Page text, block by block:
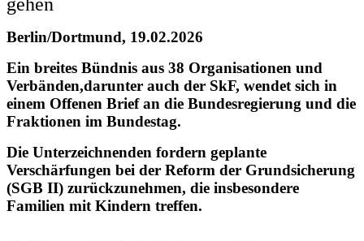
Berlin/Dortmund, 19.02.2026
Ein breites Bündnis aus 38 Organisationen und
Verbänden,darunter auch der SkF, wendet sich in
einem Offenen Brief an die Bundesregierung und die
Fraktionen im Bundestag.
Die Unterzeichnenden fordern geplante
Verschärfungen bei der Reform der Grundsicherung
(SGB II) zurückzunehmen, die insbesondere
Familien mit Kindern treffen.